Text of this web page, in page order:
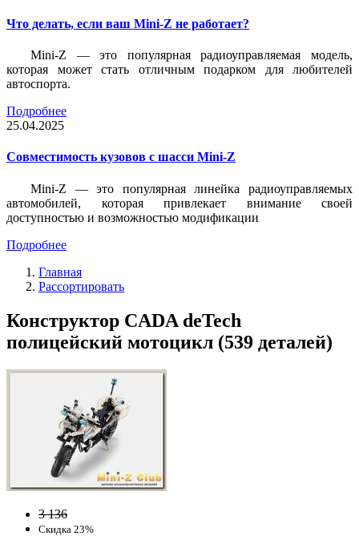
Что делать, если ваш Mini-Z не работает?
Mini-Z — это популярная радиоуправляемая модель,
которая может стать отличным подарком для любителей
автоспорта.
Подробнее
25.04.2025
Совместимость кузовов с шасси Mini-Z
Mini-Z — это популярная линейка радиоуправляемых
автомобилей, которая привлекает внимание своей
доступностью и возможностью модификации
Подробнее
Главная
Рассортировать
Конструктор CADA deTech
полицейский мотоцикл (539 деталей)
3 136
Скидка 23%